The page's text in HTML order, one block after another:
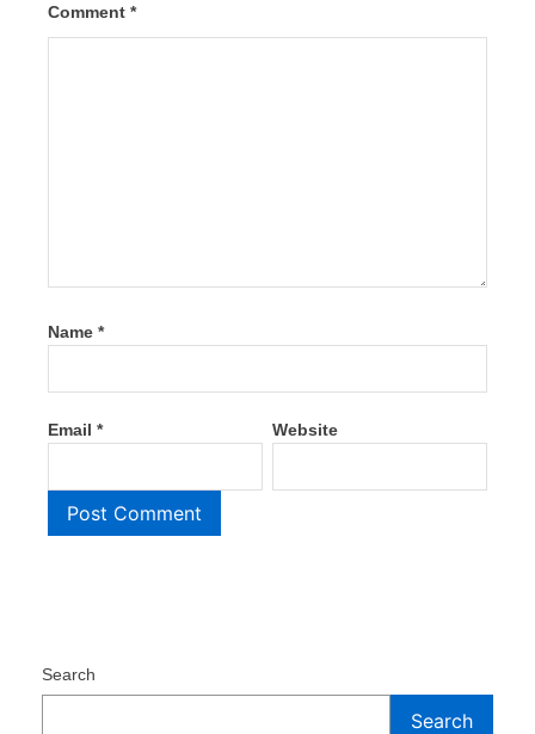
Comment *
Name *
Email * Website
Search
Search